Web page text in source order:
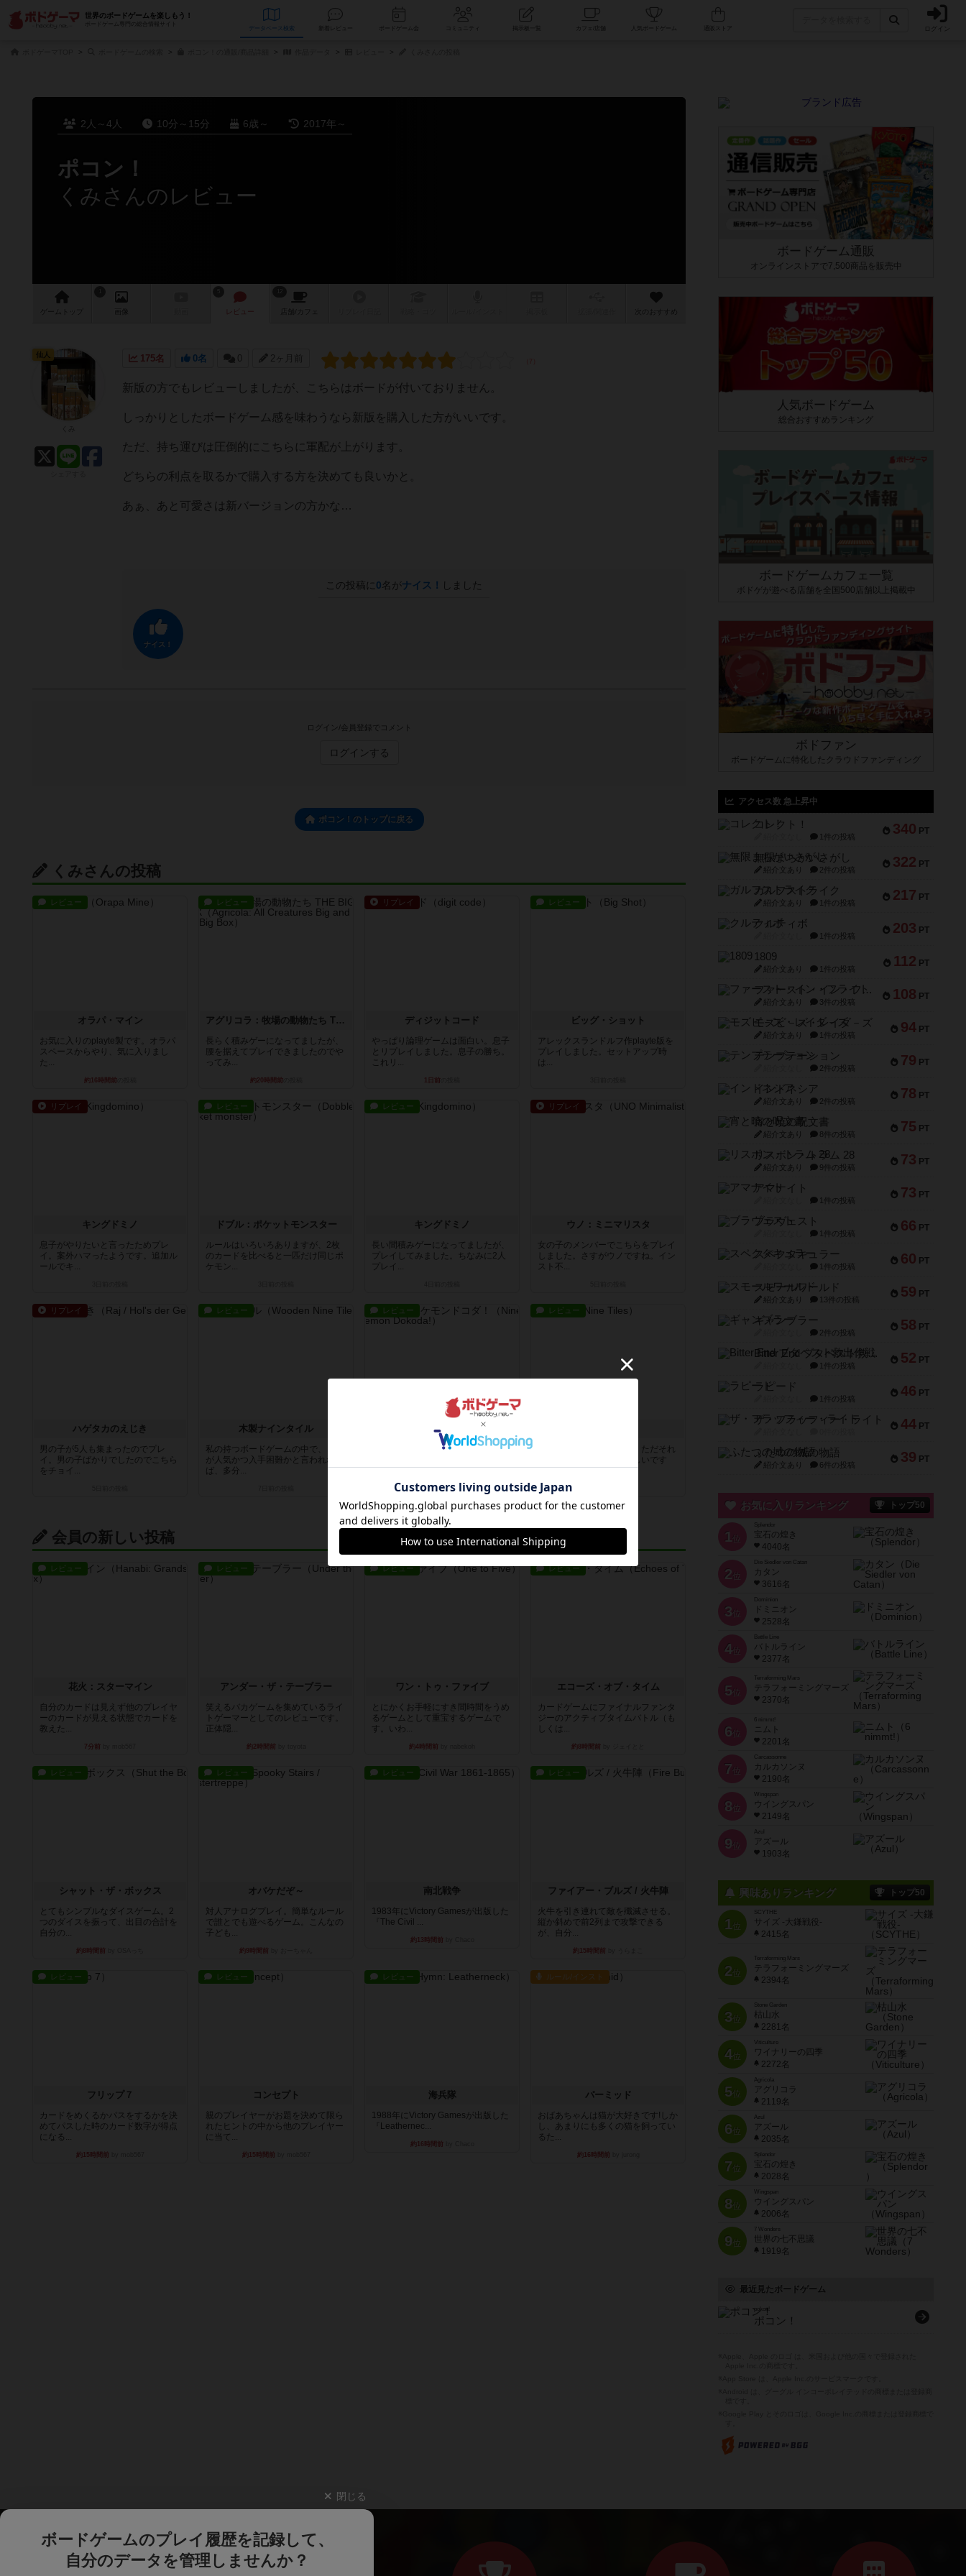
世界のボードゲームを楽しもう！
ボードゲーム専門の総合情報サイト
データベース コミュニティ 人気ボードゲーム ログイン
2人～4人 10分～15分 6歳～ 2017年～
ポコン！
くみさんのレビュー
ゲーム 画像 レビュー 店舗/ カフェ 次のおすすめ
175名 0名 0 2ヶ月前
新版の方でもレビューしましたが、こちらはボードが付いておりません。
しっかりとしたボードゲーム感を味わうなら新版を購入した方がいいです。
ただ、持ち運びは圧倒的にこちらに軍配が上がります。
どちらの利点を取るかで購入する方を決めても良いかと。
あぁ、あと可愛さは新バージョンの方かな…
この投稿に 0名がナイス！ しました
ナイス！
仙人
ログイン/会員登録でコメント
ログインする
ポコン！のトップに戻る
くみさんの投稿
レビュー
オラパ・マイン
お気に入りのplayte製です。オラパ
スペースからやり、気に入りまし
た...
約16時間前
レビュー
アグリコラ：牧場の動物たち THE BIG BOX
長らく積みゲーになってましたが、
腰を据えてプレイできましたのでや
ってみ...
約20時間前
リプレイ
ディジットコード
やっぱり論理ゲームは面白い。息子
とリプレイしました。息子の勝ち。
これリ...
1日前
レビュー
ビッグ・ショット
アレックスランドルフ作playte版を
プレイしました。セットアップ時
は...
リプレイ
キングドミノ
息子がやりたいと言ったためプレ
イ。案外ハマったようです。追加ル
ールでキ...
レビュー
ドブル：ポケットモンスター
ルールはいろいろありますが、2枚
のカードを比べると一匹だけ同じポ
ケモン...
レビュー
キングドミノ
長い間積みゲーになってましたが、
プレイしてみました。ちなみに2人
プレイ...
リプレイ
ウノ：ミニマリスタ
女の子のメンバーでこちらをプレイ
しました。さすがウノですね。イン
スト不...
リプレイ
ハゲタカのえじき
男の子が5人も集まったのでプレ
イ。男の子ばかりでしたのでこちら
をチョイ...
レビュー
木製ナインタイル
私の持つボードゲームの中で、どれ
が人気かつ入手困難かと言われれ
ば、多分...
レビュー
ナインタイル ポケモンドコダ！
ナインタイルの記号がポケモンにな
きが違...
8日前の投稿
レビュー
お題通りに並べたら勝ち！ただそれ
だけですが、なかなか難しいです
ね。でも...
会員の新しい投稿
レビュー
花火：スターマイン
自分のカードは見えず他のプレイヤ
ーのカードが見える状態でカードを
教えた...
7分前
レビュー
アンダー・ザ・テーブラー
笑えるバカゲームを集めているライ
トゲーマーとしてのレビューです。
正体隠...
約2時間前
レビュー
ワン・トゥ・ファイブ
とにかくお手軽にすき間時間をうめ
るゲームとして重宝するゲームで
す。いわ...
約4時間前
レビュー
エコーズ・オブ・タイム
カードゲームにファイナルファンタ
ジーのアクティブタイムバトル（も
しくは...
約8時間前
レビュー
シャット・ザ・ボックス
とてもシンプルなダイスゲーム。2
つのダイスを振って、出目の合計を
自分の...
約8時間前
レビュー
オバケだぞ～
対人アナログプレイ。簡単なルール
で誰とでも遊べるゲーム。こんなの
子ども...
約9時間前
レビュー
南北戦争
1983年にVictory Gamesが出版した
『The Civil ...
約13時間前
レビュー
ファイアー・ブルズ / 火牛陣
火牛を引き連れて敵を殲滅させる。
縦か斜めで前2列まで攻撃できる
が、自分...
約15時間前
レビュー
フリップ７
カードをめくるかパスをするかを決
めてパスした時のカード数字が得点
になる...
約15時間前
レビュー
コンセプト
親のプレイヤーがお題を決めて限ら
れたヒントの中から他のプレイヤー
に当て...
約15時間前
レビュー
海兵隊
1988年にVictory Gamesが出版した
『Leathernec...
約16時間前
ルール/インスト
パーミッド
おばあちゃんは猫が大好きです!しか
し、あまりにも多くの猫を飼ってい
るた...
約16時間前
ボードゲーム通販
オンラインストアで7,500商品を販売中
人気ボードゲーム
総合おすすめランキング
ボードゲームカフェ一覧
ボドゲが遊べる店舗を全国500店舗以上掲載中
ボドファン
ボードゲームに特化したクラウドファンディング
アクセス数 急上昇中
340 PT
コレクト！
1件の投稿
322 PT
無限まちがいさがし
紹介文あり 2件の投稿
217 PT
ガルフストライク
紹介文あり 1件の投稿
203 PT
クルティボ
1件の投稿
112 PT
1809
紹介文あり 1件の投稿
108 PT
ファースト・イン・フライト
紹介文あり 3件の投稿
94 PT
モズビ－ズ・レイダ－ズ
紹介文あり 1件の投稿
79 PT
テンプテーション
2件の投稿
78 PT
インドネシア
紹介文あり 2件の投稿
75 PT
宵と暁の呪文書
紹介文あり 8件の投稿
73 PT
リスボン・トラム 28
紹介文あり 9件の投稿
73 PT
アマナイト
1件の投稿
66 PT
ブラヴェスト
1件の投稿
60 PT
スペクタキュラー
1件の投稿
59 PT
スモールワールド
紹介文あり 13件の投稿
58 PT
ギャンブラー
2件の投稿
52 PT
Bitter End ブタペスト救出作戦
1件の投稿
46 PT
ラピード
1件の投稿
44 PT
ザ・フラッフィー・ライト
39 PT
ふたつの城の物語
紹介文あり 6件の投稿
お気に入りランキング トップ50
1 位
宝石の煌き
4040名
2 位
Die Siedler von Catan
カタン
3616名
3 位
ドミニオン
2528名
4位
Battle Line
バトルライン
2377名
5 位
Terraforming Mars
テラフォーミングマーズ
2370名
6 位
ニムト
2201名
7 位
Carcassonne
カルカソンヌ
2190名
8 位
Wingspan
ウイングスパン
2149名
9 位
Azul
アズール
1903名
興味ありランキング トップ50
1位
SCYTHE
サイズ -大鎌戦役-
2415名
2位
Terraforming Mars
テラフォーミングマーズ
2394名
3位
Stone Garden
枯山水
2281名
4位
Viticulture
ワイナリーの四季
2272名
5位
Agricola
アグリコラ
2119名
6位
Azul
アズール
2035名
7位
宝石の煌き
2028名
8位
Wingspan
ウイングスパン
2006名
9位
7 Wonders
世界の七不思議
1919名
最近見たボードゲーム
pokon!
ポコン！
閉じる
ボードゲームのプレイ履歴を記録して、
自分のデータを管理しませんか？